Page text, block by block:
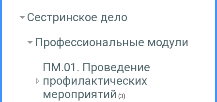
Сестринское дело
Профессиональные модули
ПМ.01. Проведение
профилактических
мероприятий (3)